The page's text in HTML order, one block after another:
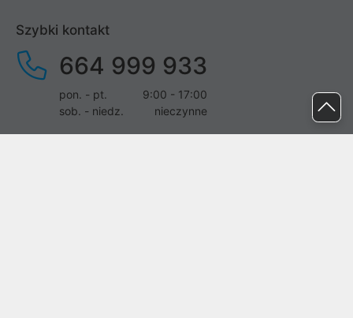
Szybki kontakt
664 999 933
pon. - pt.
9:00 - 17:00
sob. - niedz.
nieczynne